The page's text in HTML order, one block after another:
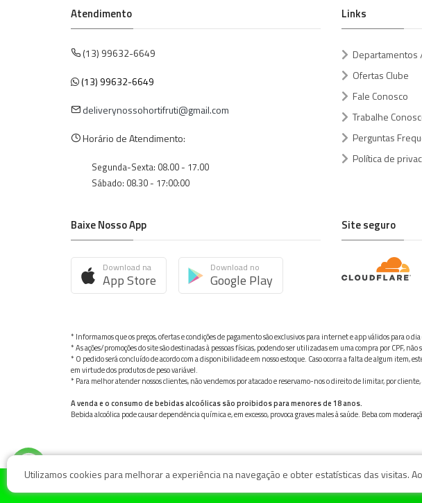
Atendimento
(13) 99632-6649
(13) 99632-6649
deliverynossohortifruti@gmail.com
Horário de Atendimento:
Segunda-Sexta: 08.00 - 17.00
Sábado: 08.30 - 17:00:00
Links
Departamentos
Ofertas Clube
Fale Conosco
Trabalhe
Perguntas
Política de
Baixe Nosso App
Download na
App Store
Download no
Google Play
Site seguro
* Informamos que os preços, ofertas e condições de pagamento são exclusivos para internet e app válidos para o
* As ações/promoções do site são destinadas à pessoas físicas, podendo ser utilizadas em uma compra por CPF,
* O pedido será concluído de acordo com a disponibilidade em nosso estoque. Caso ocorra a falta de algum item,
em virtude dos produtos de peso variável.
* Para melhor atender nossos clientes, não vendemos por atacado e reservamo-nos o direito de limitar, por
A venda e o consumo de bebidas alcoólicas são proibidos para menores de 18 anos.
Bebida alcoólica pode causar dependência química e, em excesso, provoca graves males à saúde. Beba com
Utilizamos cookies para melhorar a experiência na navegação e obter estatísticas das visitas.